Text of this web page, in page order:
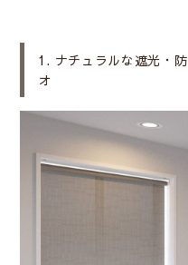
1. ナチュラルな遮光・
オ